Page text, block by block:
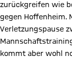
zurückgreifen wie
gegen Hoffenheim.
Verletzungspause
kommt aber wohl